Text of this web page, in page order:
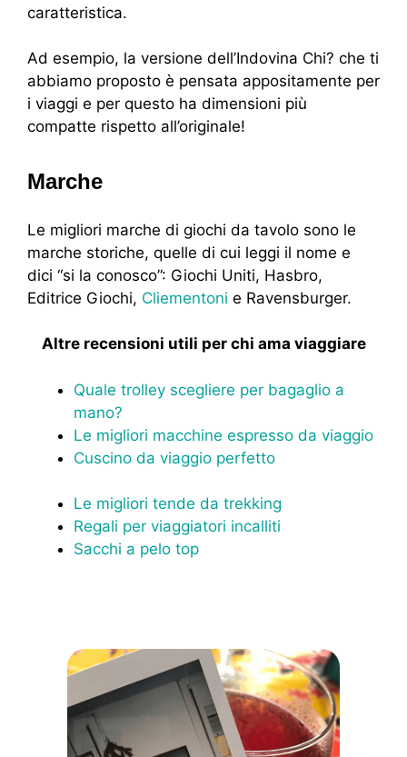
caratteristica.
Ad esempio, la versione dell’Indovina Chi? che ti
abbiamo proposto è pensata appositamente per
i viaggi e per questo ha dimensioni più
compatte rispetto all’originale!
Marche
Le migliori marche di giochi da tavolo sono le
marche storiche, quelle di cui leggi il nome e
dici “si la conosco”: Giochi Uniti, Hasbro,
Editrice Giochi, Cliementoni e Ravensburger.
Altre recensioni utili per chi ama viaggiare
Quale trolley scegliere per bagaglio a
mano?
Le migliori macchine espresso da viaggio
Cuscino da viaggio perfetto
Le migliori tende da trekking
Regali per viaggiatori incalliti
Sacchi a pelo top